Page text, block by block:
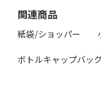
関連商品
紙袋/ショッパー
ボトルキャップバッ